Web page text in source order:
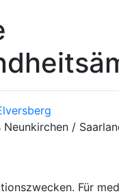
Neunkirchen /
Für